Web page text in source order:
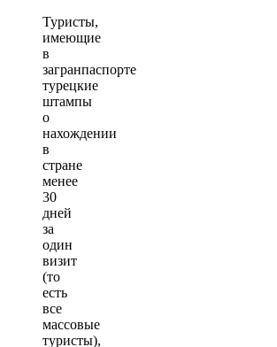
Туристы,
имеющие
в
загранпаспорте
турецкие
штампы
о
нахождении
в
стране
менее
30
дней
за
один
визит
(то
есть
все
массовые
туристы),